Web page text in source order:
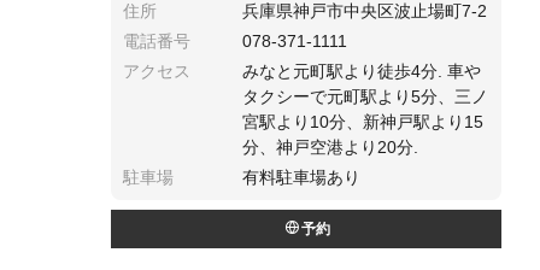
住所
兵庫県神戸市中央区波止場町7-2
電話番号
078-371-1111
アクセス
みなと元町駅より徒歩4分. 車や
タクシーで元町駅より5分、三ノ
宮駅より10分、新神戸駅より15
分、神戸空港より20分.
駐車場
有料駐車場あり
予約